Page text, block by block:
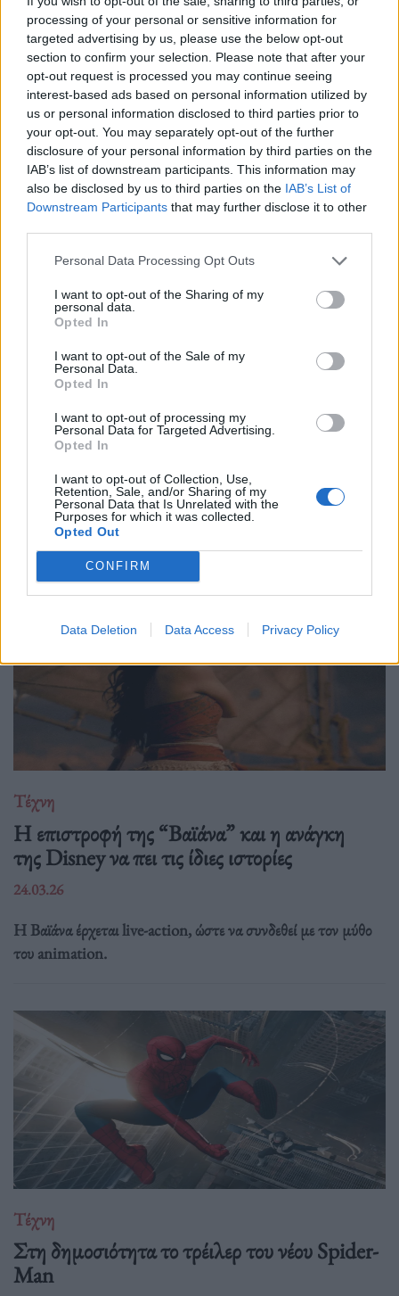
processing of your personal or sensitive information for
targeted advertising by us, please use the below opt-out
section to confirm your selection. Please note that after your
opt-out request is processed you may continue seeing
interest-based ads based on personal information utilized by
us or personal information disclosed to third parties prior to
your opt-out. You may separately opt-out of the further
disclosure of your personal information by third parties on the
IAB’s list of downstream participants. This information may
also be disclosed by us to third parties on the IAB’s List of
Downstream Participants that may further disclose it to other
Personal Data Processing Opt Outs
I want to opt-out of the Sharing of my
personal data.
Opted In
I want to opt-out of the Sale of my
Personal Data.
Opted In
I want to opt-out of processing my
Personal Data for Targeted Advertising.
Opted In
I want to opt-out of Collection, Use,
Retention, Sale, and/or Sharing of my
Personal Data that Is Unrelated with the
Purposes for which it was collected.
Opted Out
CONFIRM
Data Deletion Data Access Privacy Policy
Το "Don’t Look Back in Anger" καταγράφει την επανένωση
των Oasis και την sold-out περιοδεία “Oasis Live
Philip Glass: Παγκόσμια γιορτή για τα 90ά
γενέθλιά του με πρεμιέρα της “Συμφωνίας
Νο. 15: Lincoln”
29.05.26
Ιανουαρίου 2027 με μια πολυετή, διεθνή σειρά εκδηλώσεων
που κορυφώνεται με την παγκόσμια πρεμιέρα της "Συμφωνίας
Νο. 15: Lincoln" και επετειακά
Τέχνη
Η επιστροφή της “Βαϊάνα” και η ανάγκη
της Disney να πει τις ίδιες ιστορίες
24.03.26
Η Βαϊάνα έρχεται live-action, ώστε να συνδεθεί με τον μύθο
του animation.
Τέχνη
Στη δημοσιότητα το τρέιλερ του νέου Spider-
Man